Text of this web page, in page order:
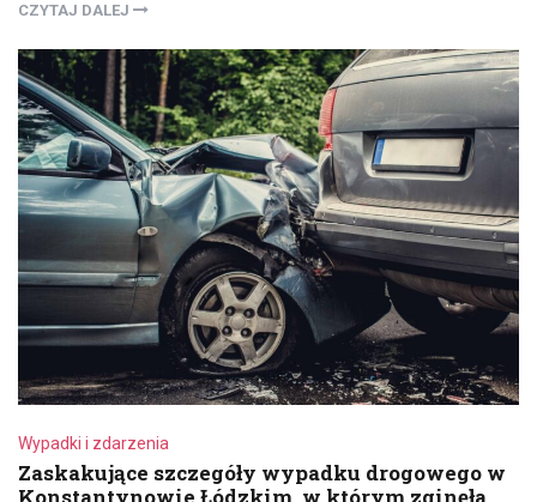
CZYTAJ DALEJ
Wypadki i zdarzenia
Zaskakujące szczegóły wypadku drogowego w
Konstantynowie Łódzkim, w którym zginęła